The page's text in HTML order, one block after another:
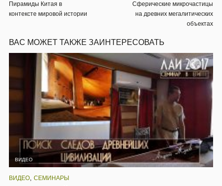
Пирамиды Китая в
контексте мировой истории
Сферические микрочастицы
на древних мегалитических
объектах
ВАС МОЖЕТ ТАКЖЕ ЗАИНТЕРЕСОВАТЬ
ВИДЕО
ВИДЕО СЕМИНАРЫ